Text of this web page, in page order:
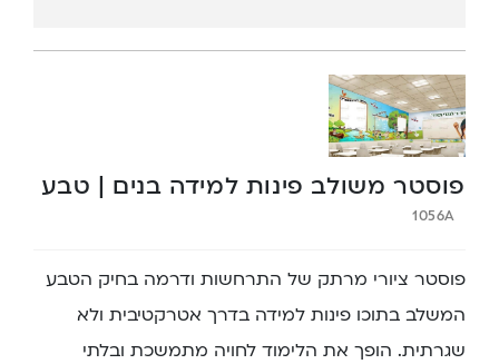
פוסטר משולב פינות למידה בנים | טבע
1056A
פוסטר ציורי מרתק של התרחשות ודרמה בחיק הטבע
המשלב בתוכו פינות למידה בדרך אטרקטיבית ולא
שגרתית. הופך את הלימוד לחויה מתמשכת ובלתי